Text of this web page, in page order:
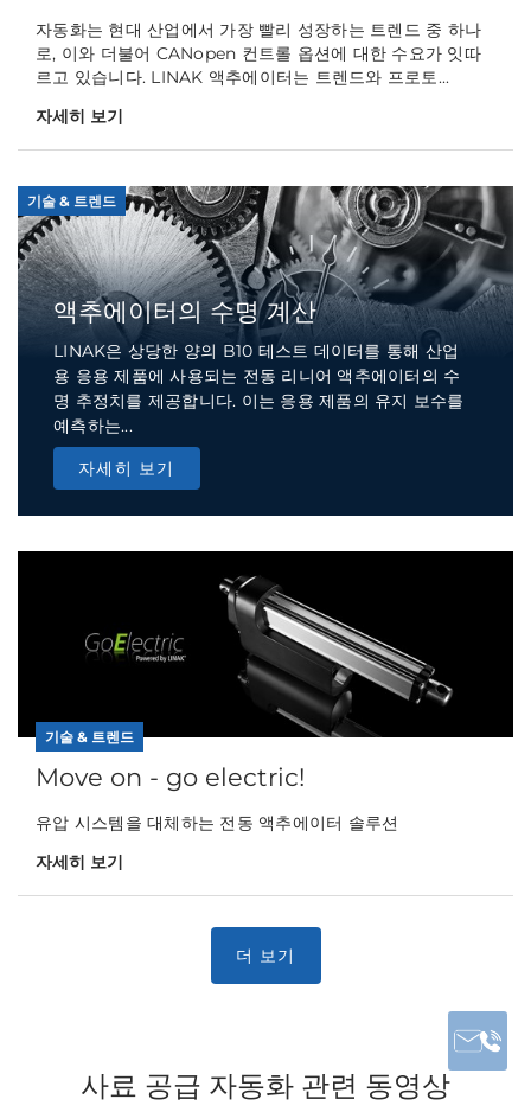
자동화는 현대 산업에서 가장 빨리 성장하는 트렌드 중 하나
로, 이와 더불어 CANopen 컨트롤 옵션에 대한 수요가 잇따
르고 있습니다. LINAK 액추에이터는 트렌드와 프로토...
자세히 보기
기술 & 트렌드
액추에이터의 수명 계산
LINAK은 상당한 양의 B10 테스트 데이터를 통해 산업
용 응용 제품에 사용되는 전동 리니어 액추에이터의 수
명 추정치를 제공합니다. 이는 응용 제품의 유지 보수를
예측하는...
자세히 보기
기술 & 트렌드
Move on - go electric!
유압 시스템을 대체하는 전동 액추에이터 솔루션
자세히 보기
사료 공급 자동화 관련 동영상